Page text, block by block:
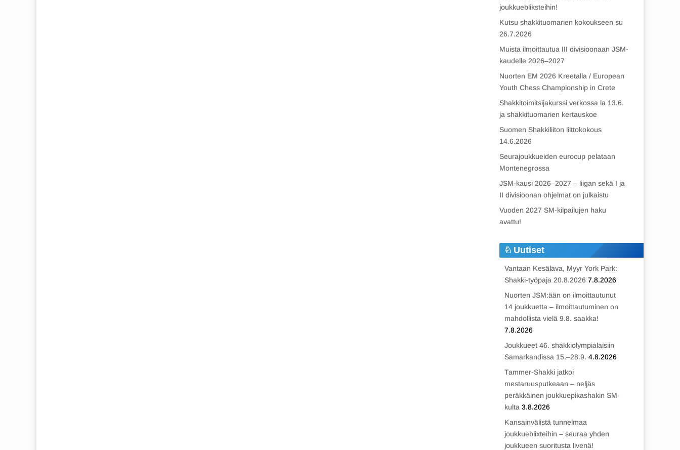
joukkuebliksteihin!
Kutsu shakkituomarien kokoukseen su
26.7.2026
Muista ilmoittautua III divisioonaan JSM-
kaudelle 2026–2027
Nuorten EM 2026 Kreetalla / European
Youth Chess Championship in Crete
Shakkitoimitsijakurssi verkossa la 13.6.
ja shakkituomarien kertauskoe
Suomen Shakkiliiton liittokokous
14.6.2026
Seurajoukkueiden eurocup pelataan
Montenegrossa
JSM-kausi 2026–2027 – liigan sekä I ja
II divisioonan ohjelmat on julkaistu
Vuoden 2027 SM-kilpailujen haku
avattu!
Uutiset
Vantaan Kesälava, Myyr York Park:
Shakki-työpaja 20.8.2026 7.8.2026
Nuorten JSM:ään on ilmoittautunut
14 joukkuetta – ilmoittautuminen on
mahdollista vielä 9.8. saakka!
7.8.2026
Joukkueet 46. shakkiolympialaisiin
Samarkandissa 15.–28.9. 4.8.2026
Tammer-Shakki jatkoi
mestaruusputkeaan – neljäs
peräkkäinen joukkuepikashakin SM-
kulta 3.8.2026
Kansainvälistä tunnelmaa
joukkueblixteihin – seuraa yhden
joukkueen suoritusta livenä!